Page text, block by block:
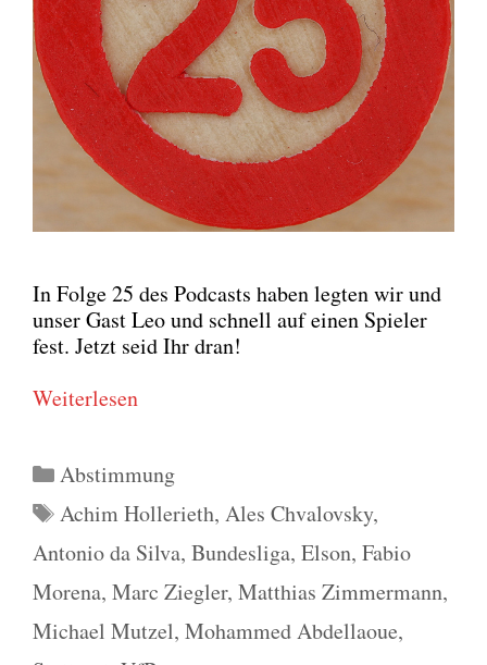
In Fol­ge 25 des Pod­casts haben leg­ten wir und
unser Gast Leo und schnell auf einen Spie­ler
fest. Jetzt seid Ihr dran!
Wei­ter­le­sen
Kategorien
Abstimmung
Schlagwörter
Achim Hollerieth, Ales Chvalovsky,
Antonio da Silva, Bundesliga, Elson, Fabio
Morena, Marc Ziegler, Matthias Zimmermann,
Michael Mutzel, Mohammed Abdellaoue,